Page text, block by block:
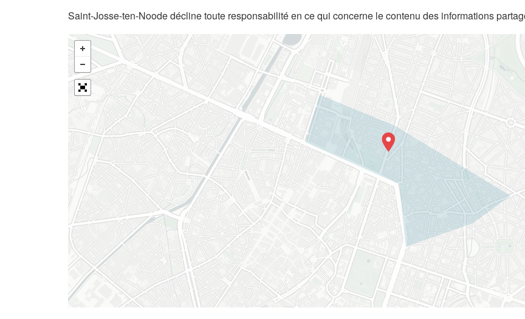
Saint-Josse-ten-Noode décline toute responsabilité en ce qui concerne le contenu des informations